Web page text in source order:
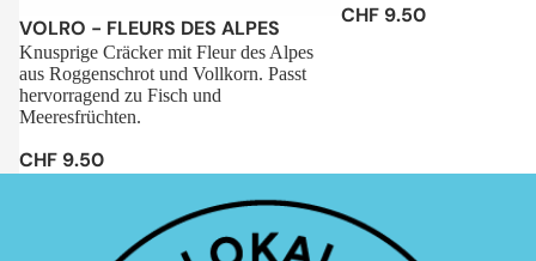
Sale
VOLRO - FLEURS DES ALPES
Knusprige Cräcker mit Fleur des Alpes
aus Roggenschrot und Vollkorn. Passt
hervorragend zu Fisch und
Meeresfrüchten.
CHF 9.50
CHF 9.50